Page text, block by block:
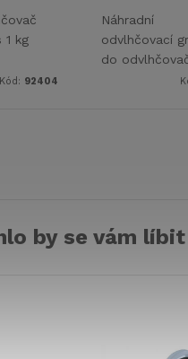
1 kg
Kód: 92404
Náhradní
odvlhčovací
do
by se vám líbit